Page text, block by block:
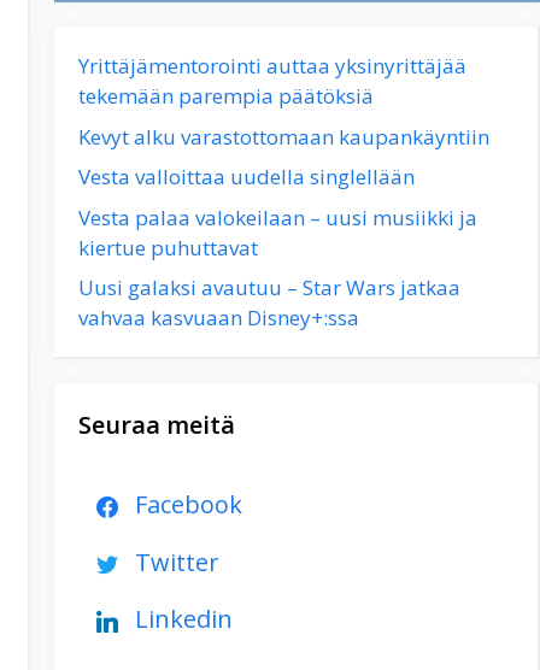
Yrittäjämentorointi auttaa yksinyrittäjää
tekemään parempia päätöksiä
Kevyt alku varastottomaan kaupankäyntiin
Vesta valloittaa uudella singlellään
Vesta palaa valokeilaan – uusi musiikki ja
kiertue puhuttavat
Uusi galaksi avautuu – Star Wars jatkaa
vahvaa kasvuaan Disney+:ssa
Seuraa meitä
Facebook
Twitter
Linkedin